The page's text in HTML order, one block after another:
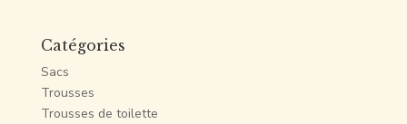
Catégories
Sacs
Trousses
Trousses de toilette